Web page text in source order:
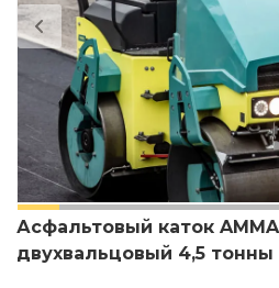
Асфальтовый каток
двухвальцовый 4,5 тонны